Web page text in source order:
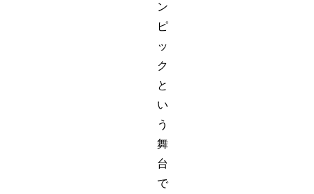
ン
ピ
ッ
ク
と
い
う
舞
台
で